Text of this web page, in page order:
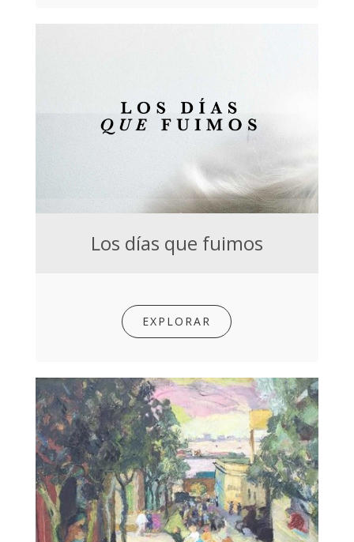
Los días que fuimos
EXPLORAR